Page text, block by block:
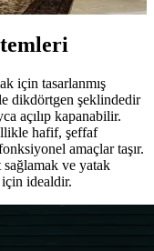
için tasarlanmış
dikdörtgen şeklindedir
açılıp kapanabilir.
hafif, şeffaf
amaçlar taşır.
sağlamak ve yatak
idealdir.